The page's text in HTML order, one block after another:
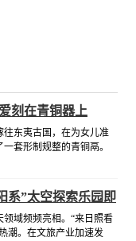
刻在青铜器上
往东夷古国，在为女儿准
套形制规整的青铜鬲。
鬲，形制相同，纹饰精
]
系”太空探索乐园即
域频频亮相。“来日照看
潮。在文旅产业加速发